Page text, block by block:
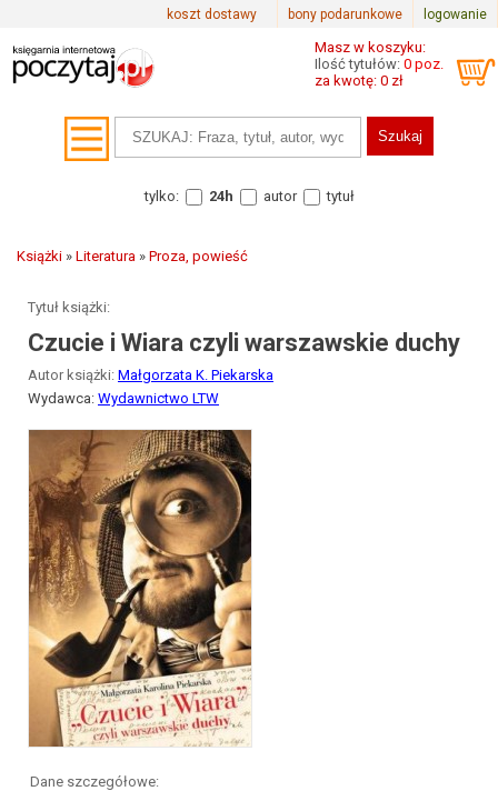
logowanie
bony podarunkowe
koszt dostawy
Masz w koszyku:
Ilość tytułów: 0 poz.
za kwotę: 0 zł
tylko: 24h autor tytuł
Książki » Literatura » Proza, powieść
Tytuł książki:
Czucie i Wiara czyli warszawskie duchy
Autor książki: Małgorzata K. Piekarska
Wydawca: Wydawnictwo LTW
Dane szczegółowe: